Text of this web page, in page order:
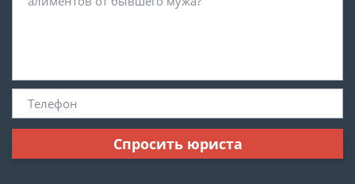
Спросить юриста